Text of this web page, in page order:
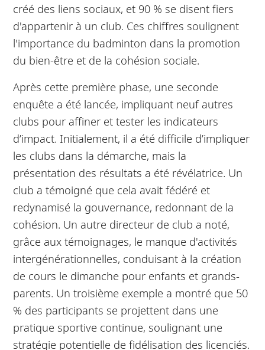
créé des liens sociaux, et 90 % se disent fiers
d'appartenir à un club. Ces chiffres soulignent
l'importance du badminton dans la promotion
du bien-être et de la cohésion sociale.
Après cette première phase, une seconde
enquête a été lancée, impliquant neuf autres
clubs pour affiner et tester les indicateurs
d’impact. Initialement, il a été difficile d’impliquer
les clubs dans la démarche, mais la
présentation des résultats a été révélatrice. Un
club a témoigné que cela avait fédéré et
redynamisé la gouvernance, redonnant de la
cohésion. Un autre directeur de club a noté,
grâce aux témoignages, le manque d'activités
intergénérationnelles, conduisant à la création
de cours le dimanche pour enfants et grands-
parents. Un troisième exemple a montré que 50
% des participants se projettent dans une
pratique sportive continue, soulignant une
stratégie potentielle de fidélisation des licenciés.